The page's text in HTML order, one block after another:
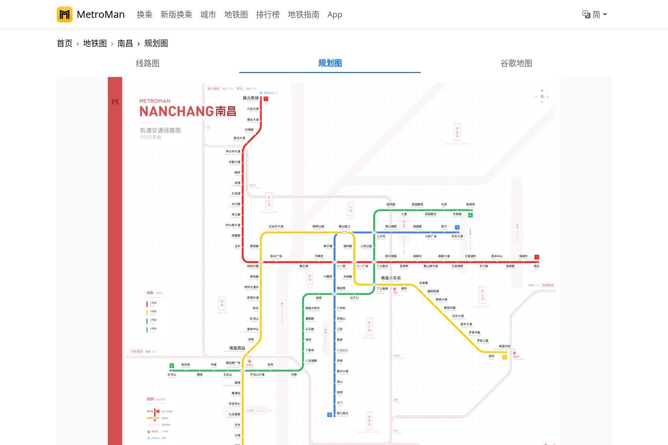
MetroMan 换乘 新版换乘 城市 地铁图 排行榜 地铁指南 App 简
首页 地铁图 南昌 规划图
南昌地铁规划图
线路图 规划图 谷歌地图